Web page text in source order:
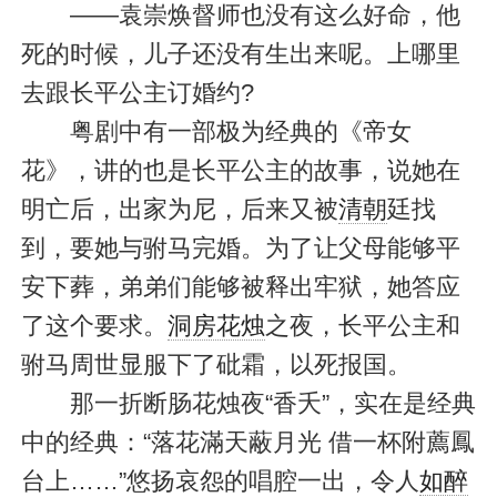
——袁崇焕督师也没有这么好命，他
死的时候，儿子还没有生出来呢。上哪里
去跟长平公主订婚约?
粤剧中有一部极为经典的《帝女
花》，讲的也是长平公主的故事，说她在
明亡后，出家为尼，后来又被清朝廷找
到，要她与驸马完婚。为了让父母能够平
安下葬，弟弟们能够被释出牢狱，她答应
了这个要求。 洞房花烛之夜，长平公主和
驸马周世显服下了砒霜，以死报国。
那一折断肠花烛夜“香夭”，实在是经典
中的经典：“落花滿天蔽月光 借一杯附薦鳳
台上……”悠扬哀怨的唱腔一出，令人如醉